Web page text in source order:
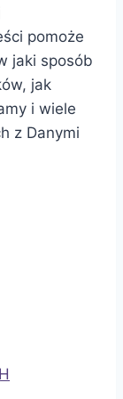
pomoże
jaki sposób
jak
i wiele
z Danymi